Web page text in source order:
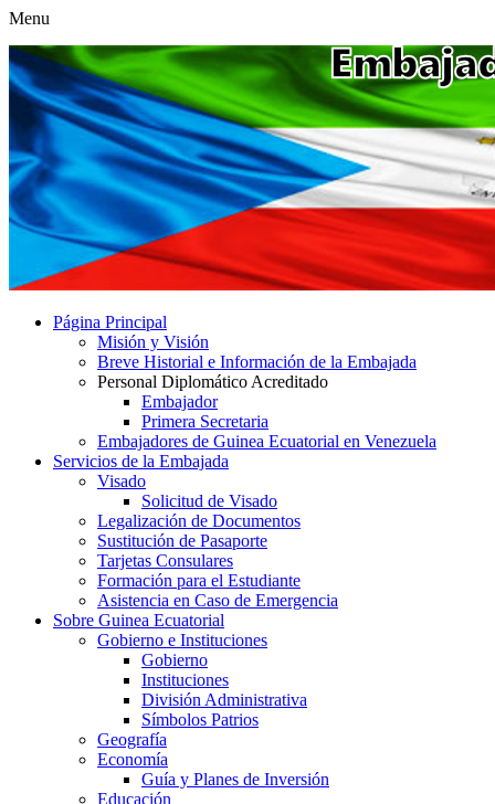
Menu
Página Principal
Misión y Visión
Breve Historial e Información de la Embajada
Personal Diplomático Acreditado
Embajador
Primera Secretaria
Embajadores de Guinea Ecuatorial en Venezuela
Servicios de la Embajada
Visado
Solicitud de Visado
Legalización de Documentos
Sustitución de Pasaporte
Tarjetas Consulares
Formación para el Estudiante
Asistencia en Caso de Emergencia
Sobre Guinea Ecuatorial
Gobierno e Instituciones
Gobierno
Instituciones
División Administrativa
Símbolos Patrios
Geografía
Economía
Guía y Planes de Inversión
Educación